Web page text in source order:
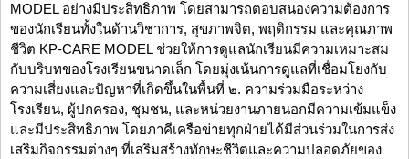
MODEL อย่างมีประสิทธิภาพ โดยสามารถตอบสนองความต้องการ
ของนักเรียนทั้งในด้านวิชาการ, สุขภาพจิต, พฤติกรรม และคุณภาพ
ชีวิต KP-CARE MODEL ช่วยให้การดูแลนักเรียนมีความเหมาะสม
กับบริบทของโรงเรียนขนาดเล็ก โดยมุ่งเน้นการดูแลที่เชื่อมโยงกับ
ความเสี่ยงและปัญหาที่เกิดขึ้นในพื้นที่ ๒. ความร่วมมือระหว่าง
โรงเรียน, ผู้ปกครอง, ชุมชน, และหน่วยงานภายนอกมีความเข้มแข็ง
และมีประสิทธิภาพ โดยภาคีเครือข่ายทุกฝ่ายได้มีส่วนร่วมในการส่ง
เสริมกิจกรรมต่างๆ ที่เสริมสร้างทักษะชีวิตและความปลอดภัยของ